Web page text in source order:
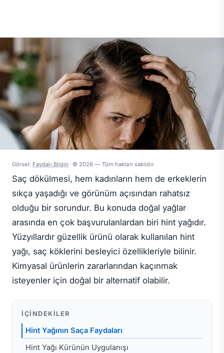
Görsel: Faydalı Bilgin · © 2026 — Tüm hakları saklıdır
Saç dökülmesi, hem kadınların hem de erkeklerin
sıkça yaşadığı ve görünüm açısından rahatsız
olduğu bir sorundur. Bu konuda doğal yağlar
arasında en çok başvurulanlardan biri hint yağıdır.
Yüzyıllardır güzellik ürünü olarak kullanılan hint
yağı, saç köklerini besleyici özellikleriyle bilinir.
Kimyasal ürünlerin zararlarından kaçınmak
isteyenler için doğal bir alternatif olabilir.
İÇINDEKILER
Hint Yağının Saça Faydaları
Hint Yağı Kürünün Uygulanışı